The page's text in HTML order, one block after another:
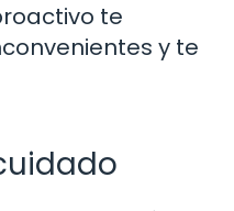
te
y te